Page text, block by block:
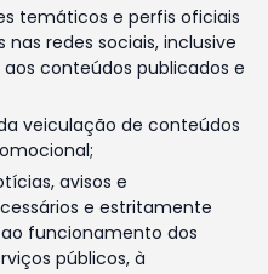
temáticos e perfis oficiais
redes sociais, inclusive
conteúdos publicados e
veiculação de conteúdos
avisos e
e estritamente
funcionamento dos
públicos, à